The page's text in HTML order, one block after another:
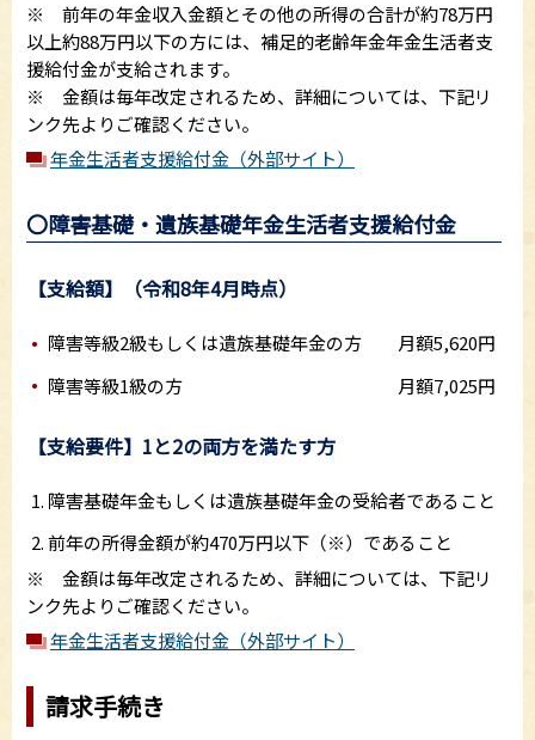
※ 前年の年金収入金額とその他の所得の合計が約78万円
以上約88万円以下の方には、補足的老齢年金年金生活者支
援給付金が支給されます。
※ 金額は毎年改定されるため、詳細については、下記リ
ンク先よりご確認ください。
年金生活者支援給付金（外部サイト）
〇障害基礎・遺族基礎年金生活者支援給付金
【支給額】（令和8年4月時点）
障害等級2級もしくは遺族基礎年金の方 月額5,620円
障害等級1級の方 月額7,025円
【支給要件】1と2の両方を満たす方
障害基礎年金もしくは遺族基礎年金の受給者であること
前年の所得金額が約470万円以下（※）であること
※ 金額は毎年改定されるため、詳細については、下記リ
ンク先よりご確認ください。
年金生活者支援給付金（外部サイト）
請求手続き